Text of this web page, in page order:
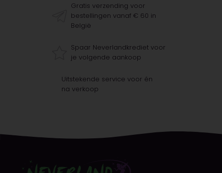
Gratis verzending voor
bestellingen vanaf € 60 in
België
Spaar Neverlandkrediet voor
je volgende aankoop
Uitstekende service voor én
na verkoop